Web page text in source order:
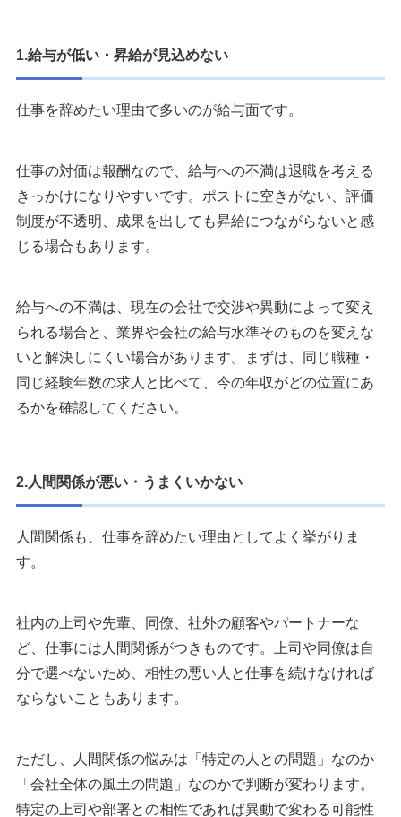
3.仕事を辞めた場合のメリットとデメリットを考える
4.仕事を辞めたいけど次がない場合は求人市場を先に見る
5.社内異動も検討する
仕事を辞めたいと思ったときの注意点
1.仕事を辞めることを目的にしない
2.転職理由をネガティブな不満だけで終わらせない
3.退職を伝える前に証拠と条件を整理する
仕事を辞めたいと思ったときに相談できるおすすめ転職エー
ジェント
1：リクルートエージェント
2：doda
3：マイナビ転職エージェント
1.こころの耳
仕事を辞めるか悩んでいる人におすすめの本
2：転職2.0
5：転職の思考法
執筆者・監修者のmotoについて
1.給与が低い・昇給が見込めない
仕事を辞めたい理由で多いのが給与面です。
仕事の対価は報酬なので、給与への不満は退職を考える
きっかけになりやすいです。ポストに空きがない、評価
制度が不透明、成果を出しても昇給につながらないと感
じる場合もあります。
給与への不満は、現在の会社で交渉や異動によって変え
られる場合と、業界や会社の給与水準そのものを変えな
いと解決しにくい場合があります。まずは、同じ職種・
同じ経験年数の求人と比べて、今の年収がどの位置にあ
るかを確認してください。
2.人間関係が悪い・うまくいかない
人間関係も、仕事を辞めたい理由としてよく挙がりま
す。
社内の上司や先輩、同僚、社外の顧客やパートナーな
ど、仕事には人間関係がつきものです。上司や同僚は自
分で選べないため、相性の悪い人と仕事を続けなければ
ならないこともあります。
ただし、人間関係の悩みは「特定の人との問題」なのか
「会社全体の風土の問題」なのかで判断が変わります。
特定の上司や部署との相性であれば異動で変わる可能性